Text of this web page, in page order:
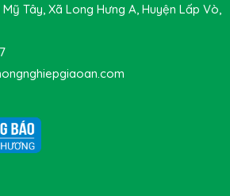
Tây, Xã Long Hưng A, Huyện Lấp Vò,